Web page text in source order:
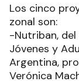
Los cinco
zonal son:
-Nutriban,
Jóvenes y
Argentina,
Verónica